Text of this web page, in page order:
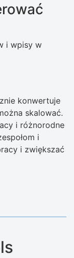
i wpisy w
konwertuje
skalować.
i różnorodne
i
i zwiększać